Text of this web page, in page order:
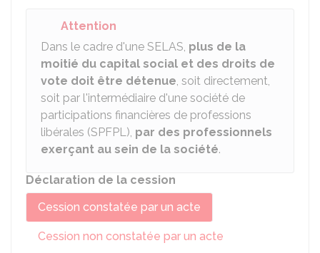
Attention
Dans le cadre d'une SELAS, plus de la
moitié du capital social et des droits de
vote doit être détenue, soit directement,
soit par l'intermédiaire d'une société de
participations financières de professions
libérales (SPFPL), par des professionnels
exerçant au sein de la société.
Déclaration de la cession
Cession constatée par un acte
Cession non constatée par un acte